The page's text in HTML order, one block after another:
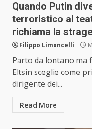
Quando Putin
terroristico al
richiama la
Filippo Limoncelli
Parto da lontano ma
Eltsin sceglie come
dirigente dei...
Read More